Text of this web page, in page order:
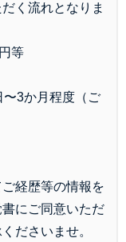
く流れとなりま
等
3か月程度（ご
経歴等の情報を
にご同意いただ
ださいませ。